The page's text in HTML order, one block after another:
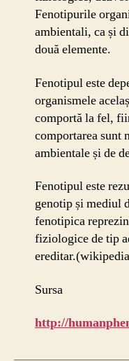
Fenotipurile
ambientali, ca și
două elemente.
Fenotipul este
organismele
comportă la fel,
comportarea sunt
ambientale și de
Fenotipul este
genotip și mediul
fenotipica
fiziologice de tip
Sursa
http://